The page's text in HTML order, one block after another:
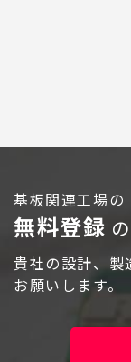
基板関連工場の
無料登録
貴社の設計、
お願いします。